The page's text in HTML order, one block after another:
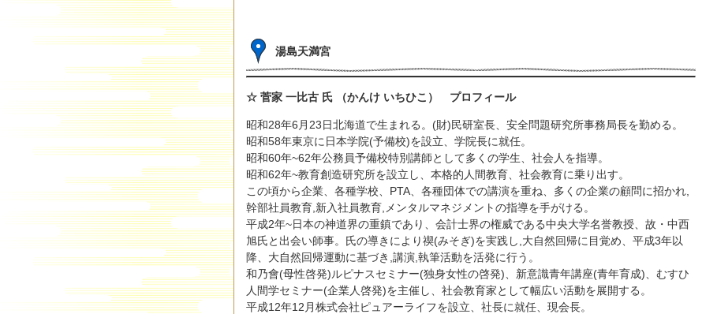
湯島天満宮
☆ 菅家 一比古 氏 （かんけ いちひこ） プロフィール
昭和28年6月23日北海道で生まれる。(財)民研室長、安全問題研究所事務局長を勤める。
昭和58年東京に日本学院(予備校)を設立、学院長に就任。
昭和60年~62年公務員予備校特別講師として多くの学生、社会人を指導。
昭和62年~教育創造研究所を設立し、本格的人間教育、社会教育に乗り出す。
この頃から企業、各種学校、PTA、各種団体での講演を重ね、多くの企業の顧問に招かれ,
幹部社員教育,新入社員教育,メンタルマネジメントの指導を手がける。
平成2年~日本の神道界の重鎮であり、会計士界の権威である中央大学名誉教授、故・中西
旭氏と出会い師事。氏の導きにより禊(みそぎ)を実践し,大自然回帰に目覚め、平成3年以
降、大自然回帰運動に基づき,講演,執筆活動を活発に行う。
和乃會(母性啓発)ルピナスセミナー(独身女性の啓発)、新意識青年講座(青年育成)、むすひ
人間学セミナー(企業人啓発)を主催し、社会教育家として幅広い活動を展開する。
平成12年12月株式会社ピュアーライフを設立、社長に就任、現会長。